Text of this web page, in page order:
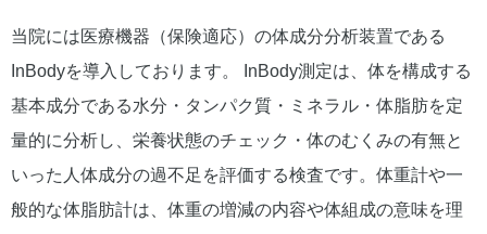
当院には医療機器（保険適応）の体成分分析装置である
InBodyを導入しております。 InBody測定は、体を構成する
基本成分である水分・タンパク質・ミネラル・体脂肪を定
量的に分析し、栄養状態のチェック・体のむくみの有無と
いった人体成分の過不足を評価する検査です。体重計や一
般的な体脂肪計は、体重の増減の内容や体組成の意味を理